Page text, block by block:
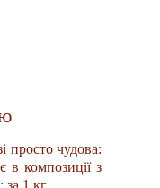
просто чудова:
в композиції з
за 1 кг